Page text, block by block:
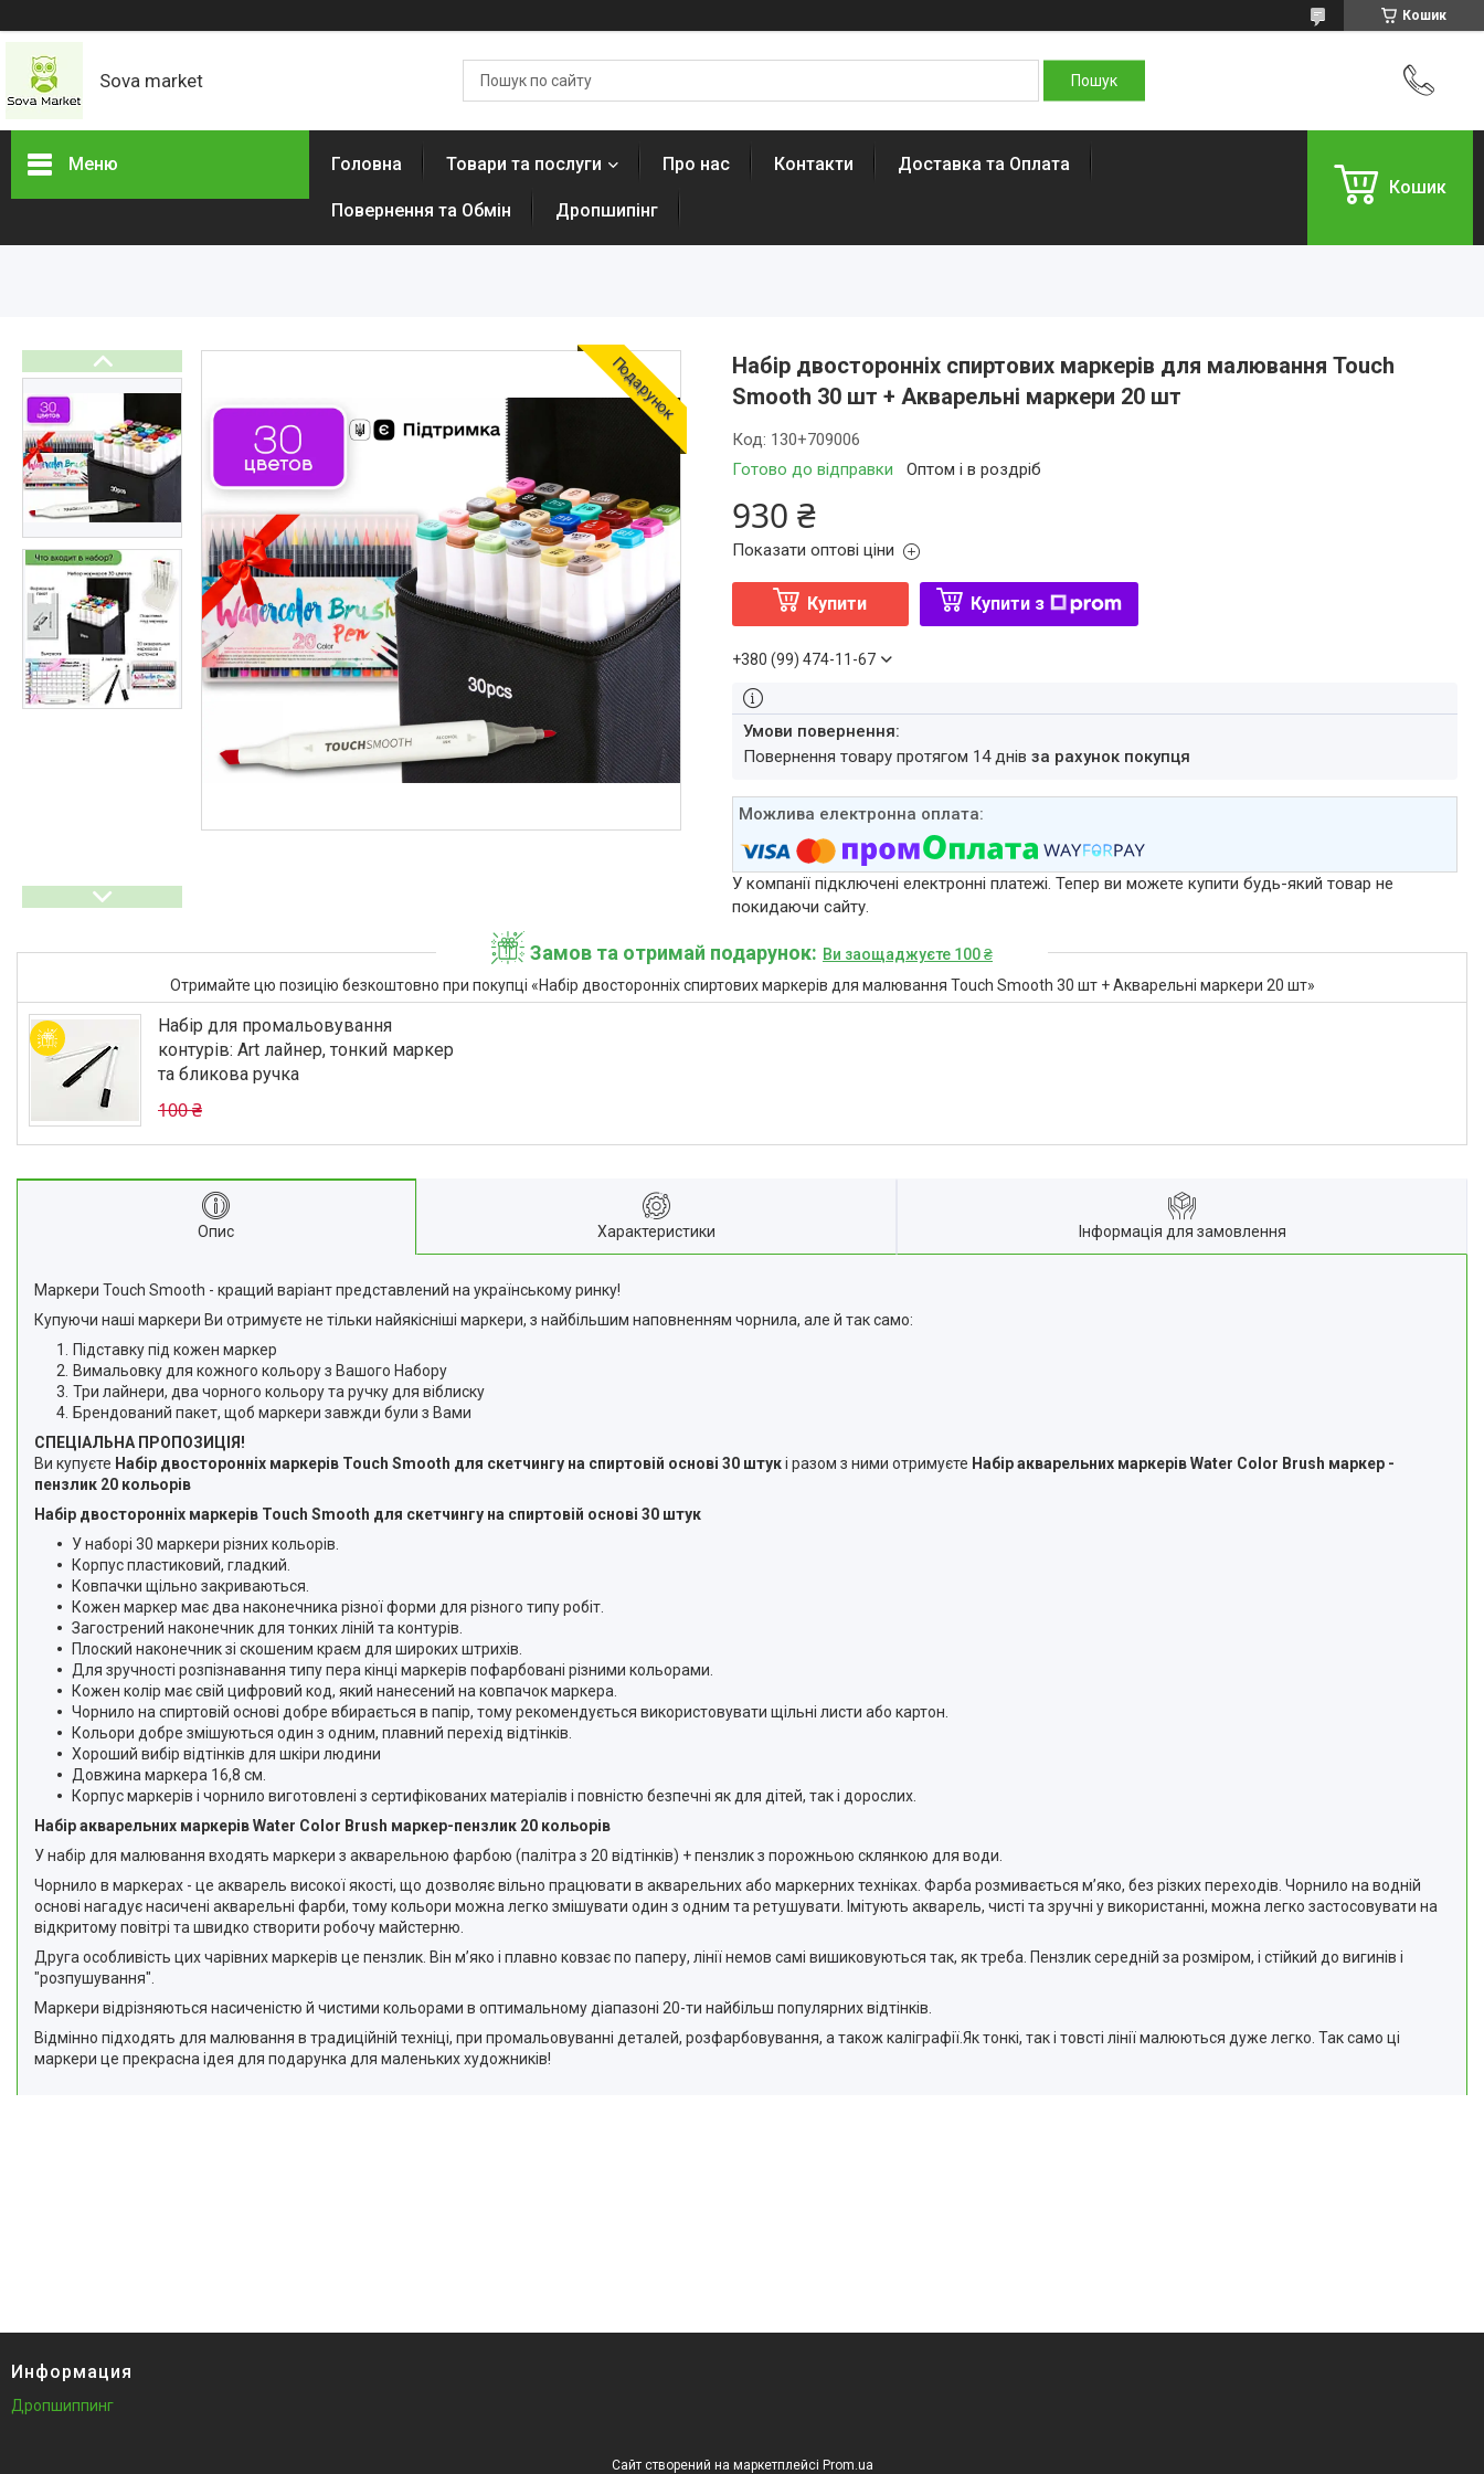
Кошик
Sova market
Меню
Підвіски
Дитячі товари
Товари для дому
Тактичний одяг
Ліхтарі
Генератори
Ортопедичні товари
Бусини та фурнітура
Сумки та аксесуари
Товари для дому з дерева
Спортивний інвентар та
аксесуари
Автомобільні аксесуари
Товари для дому
Відгуки
Доставка та оплата
Повернення та Обмін
Головна Товари та послуги Про нас Контакти Доставка та Оплата
Повернення та Обмін Дропшипінг
Кошик
Подарунок
Набір двосторонніх спиртових маркерів для малювання Touch
Smooth 30 шт + Акварельні маркери 20 шт
Готово до відправки Оптом і в роздріб
Код: 130+709006
930 ₴
Показати оптові ціни
Купити Купити з
+380 (99) 474-11-67
повернення товару протягом 14 днів за рахунок покупця
У компанії підключені електронні платежі. Тепер ви можете купити будь-який товар не
покидаючи сайту.
Замов та отримай подарунок
Ви заощаджуєте 100 ₴
Отримайте цю позицію безкоштовно при покупці «Набір двосторонніх спиртових маркерів для малювання Touch Smooth 30 шт + Акварельні маркери 20 шт»
100 ₴
Набір для промальовування
контурів: Art лайнер, тонкий маркер
та бликова ручка
Опис Характеристики Інформація для замовлення
Маркери Touch Smooth - кращий варіант представлений на українському ринку!
Купуючи наші маркери Ви отримуєте не тільки найякісніші маркери, з найбільшим наповненням чорнила, але й так само:
Підставку під кожен маркер
Вимальовку для кожного кольору з Вашого Набору
Три лайнери, два чорного кольору та ручку для віблиску
Брендований пакет, щоб маркери завжди були з Вами
СПЕЦІАЛЬНА ПРОПОЗИЦІЯ!
Ви купуєте Набір двосторонніх маркерів Touch Smooth для скетчингу на спиртовій основі 30 штукі разом з ними отримуєте Набір акварельних маркерів Water Color Brush маркер -
пензлик 20 кольорів
Набір двосторонніх маркерів Touch Smooth для скетчингу на спиртовій основі 30 штук
У наборі 30 маркери різних кольорів.
Корпус пластиковий, гладкий.
Ковпачки щільно закриваються.
Кожен маркер має два наконечника різної форми для різного типу робіт.
Загострений наконечник для тонких ліній та контурів.
Плоский наконечник зі скошеним краєм для широких штрихів.
Для зручності розпізнавання типу пера кінці маркерів пофарбовані різними кольорами.
Кожен колір має свій цифровий код, який нанесений на ковпачок маркера.
Чорнило на спиртовій основі добре вбирається в папір, тому рекомендується використовувати щільні листи або картон.
Кольори добре змішуються один з одним, плавний перехід відтінків.
Хороший вибір відтінків для шкіри людини
Довжина маркера 16,8 см.
Корпус маркерів і чорнило виготовлені з сертифікованих матеріалів і повністю безпечні як для дітей, так і дорослих.
Набір акварельних маркерів Water Color Brush маркер-пензлик 20 кольорів
У набір для малювання входять маркери з акварельною фарбою (палітра з 20 відтінків) + пензлик з порожньою склянкою для води.
Чорнило в маркерах - це акварель високої якості, що дозволяє вільно працювати в акварельних або маркерних техніках. Фарба розмивається мʼяко, без різких переходів. Чорнило на водній
основі нагадує насичені акварельні фарби, тому кольори можна легко змішувати один з одним та ретушувати. Імітують акварель, чисті та зручні у використанні, можна легко застосовувати на
відкритому повітрі та швидко створити робочу майстерню.
Друга особливість цих чарівних маркерів це пензлик. Він мʼяко і плавно ковзає по паперу, лінії немов самі вишиковуються так, як треба. Пензлик середній за розміром, і стійкий до вигинів і
"розпушування".
Маркери відрізняються насиченістю й чистими кольорами в оптимальному діапазоні 20-ти найбільш популярних відтінків.
Відмінно підходять для малювання в традиційній техніці, при промальовуванні деталей, розфарбовування, а також каліграфії.Як тонкі, так і товсті лінії малюються дуже легко. Так само ці
маркери це прекрасна ідея для подарунка для маленьких художників!
Информация
Дропшиппинг
Сайт створений на маркетплейсі Prom.ua